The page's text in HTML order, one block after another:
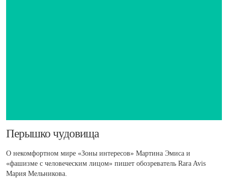
​Перышко чудовища
О некомфортном мире «Зоны интересов» Мартина Эмиса и
«фашизме с человеческим лицом» пишет обозреватель Rara Avis
Мария Мельникова.